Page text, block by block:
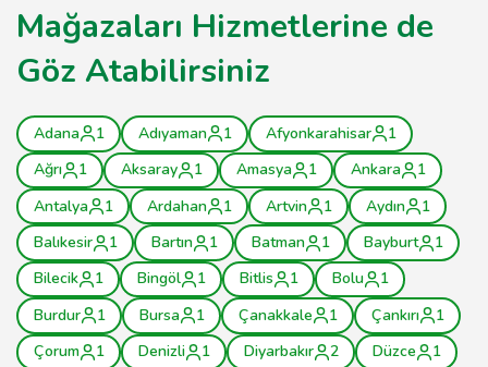
Mağazaları Hizmetlerine de
Göz Atabilirsiniz
Adana 1 Adıyaman 1 Afyonkarahisar
1
Ağrı
1 Aksaray 1 Amasya 1 Ankara
1
Antalya
1 Ardahan 1 Artvin 1 Aydın
1
Balıkesir
1 Bartın 1 Batman 1 Bayburt
1
Bilecik
1 Bingöl 1 Bitlis 1 Bolu
1
Burdur
1 Bursa 1 Çanakkale 1 Çankırı
1
Çorum
1 Denizli 1 Diyarbakır 2 Düzce
1